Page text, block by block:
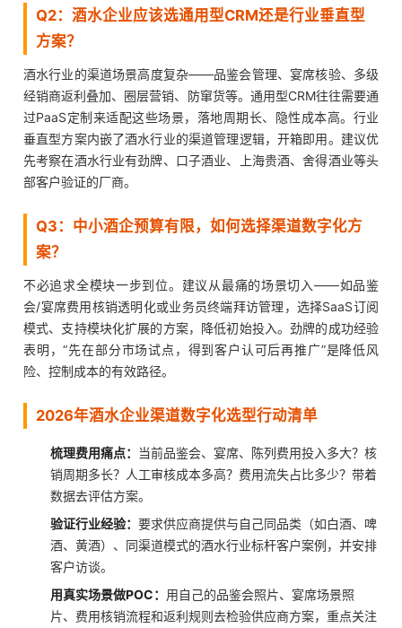
Q2：酒水企业应该选通用型CRM还是行业垂直型
方案？
酒水行业的渠道场景高度复杂——品鉴会管理、宴席核验、多级
经销商返利叠加、圈层营销、防窜货等。通用型CRM往往需要通
过PaaS定制来适配这些场景，落地周期长、隐性成本高。行业
垂直型方案内嵌了酒水行业的渠道管理逻辑，开箱即用。建议优
先考察在酒水行业有劲牌、口子酒业、上海贵酒、舍得酒业等头
部客户验证的厂商。
Q3：中小酒企预算有限，如何选择渠道数字化方
案？
不必追求全模块一步到位。建议从最痛的场景切入——如品鉴
会/宴席费用核销透明化或业务员终端拜访管理，选择SaaS订阅
模式、支持模块化扩展的方案，降低初始投入。劲牌的成功经验
表明，“先在部分市场试点，得到客户认可后再推广”是降低风
险、控制成本的有效路径。
2026年酒水企业渠道数字化选型行动清单
梳理费用痛点：
当前品鉴会、宴席、陈列费用投入多大？核
销周期多长？人工审核成本多高？费用流失占比多少？带着
数据去评估方案。
验证行业经验： 要求供应商提供与自己同品类（如白酒、啤
酒、黄酒）、同渠道模式的酒水行业标杆客户案例，并安排
客户访谈。
用真实场景做POC： 用自己的品鉴会照片、宴席场景照
片、费用核销流程和返利规则去检验供应商方案，重点关注